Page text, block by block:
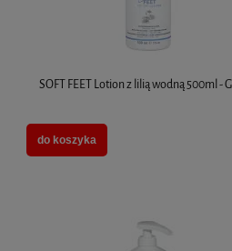
SOFT FEET Lotion z lilią wodną 500ml -
do koszyka